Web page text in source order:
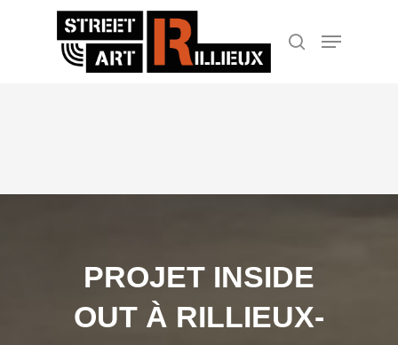
PROJET INSIDE
OUT À RILLIEUX-